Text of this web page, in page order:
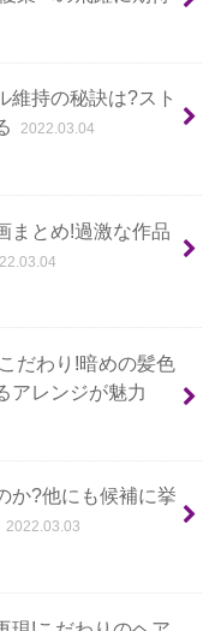
維持の秘訣は?スト
2022.03.04
まとめ!過激な作品
だわり!暗めの髪色
アレンジが魅力
か?他にも候補に挙
2022.03.03